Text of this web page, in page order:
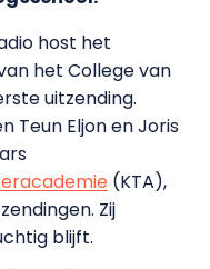
host het
het College van
uitzending.
Teun Eljon en Joris
(KTA),
Zij
blijft.